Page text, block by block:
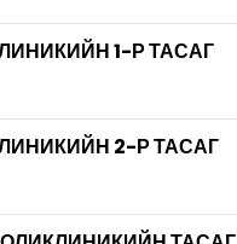
1-Р ТАСАГ
2-Р ТАСАГ